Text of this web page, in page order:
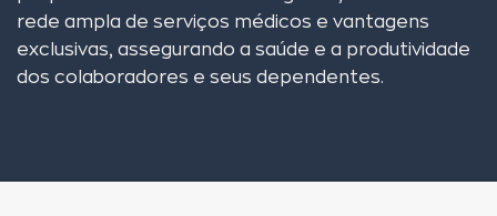
rede ampla de serviços médicos e vantagens
exclusivas, assegurando a saúde e a produtividade
dos colaboradores e seus dependentes.